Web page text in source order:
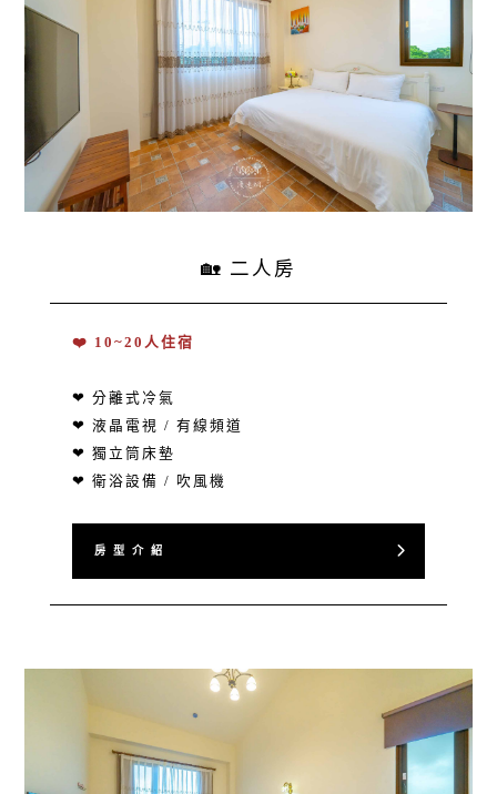
🏡 二人房
❤️ 10~20人住宿
❤ 分離式冷氣
❤ 液晶電視 / 有線頻道
❤ 獨立筒床墊
❤ 衛浴設備 / 吹風機
房 型 介 紹